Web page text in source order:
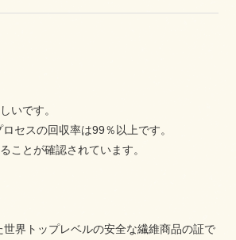
いです。
セスの回収率は99％以上です。
ことが確認されています。
界トップレベルの安全な繊維商品の証で